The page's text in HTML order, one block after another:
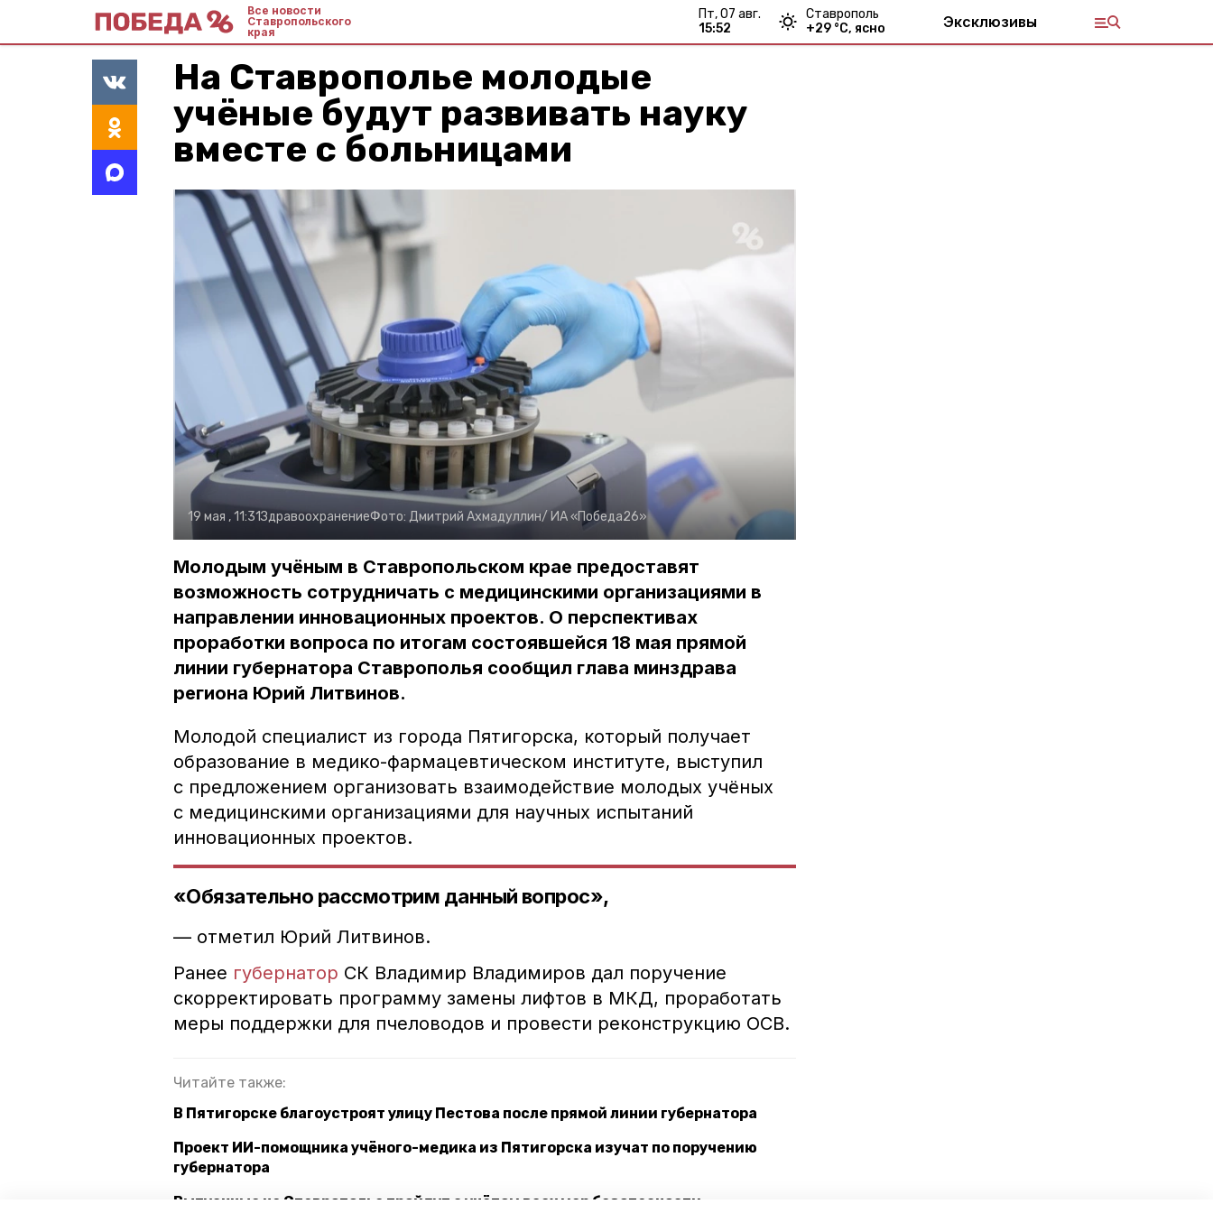
Все новости
Ставропольского
края
пт, 07 авг.
15:52
Ставрополь
+29 °С, ясно Эксклюзивы
На Ставрополье молодые
учёные будут развивать науку
вместе с больницами
19 мая , 11:31ЗдравоохранениеФото: Дмитрий Ахмадуллин/ ИА «Победа26»
Молодым учёным в Ставропольском крае предоставят
возможность сотрудничать с медицинскими организациями в
направлении инновационных проектов. О перспективах
проработки вопроса по итогам состоявшейся 18 мая прямой
линии губернатора Ставрополья сообщил глава минздрава
региона Юрий Литвинов.
Молодой специалист из города Пятигорска, который получает
образование в медико-фармацевтическом институте, выступил
с предложением организовать взаимодействие молодых учёных
с медицинскими организациями для научных испытаний
инновационных проектов.
«Обязательно рассмотрим данный вопрос»,
— отметил Юрий Литвинов.
Ранее губернатор СК Владимир Владимиров дал поручение
скорректировать программу замены лифтов в МКД, проработать
меры поддержки для пчеловодов и провести реконструкцию ОСВ.
Читайте также:
В Пятигорске благоустроят улицу Пестова после прямой линии губернатора
Проект ИИ-помощника учёного-медика из Пятигорска изучат по поручению
губернатора
Выпускные на Ставрополье пройдут с учётом всех мер безопасности —